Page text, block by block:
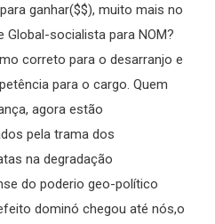
ganhar($$), muito mais no
Global-socialista para NOM?
correto para o desarranjo e
para o cargo. Quem
agora estão
pela trama dos
na degradação
do poderio geo-político
dominó chegou até nós,o